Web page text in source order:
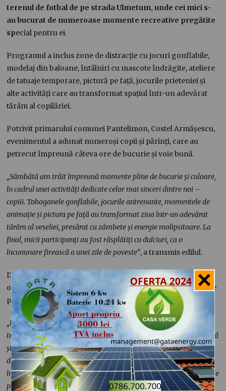
terenul de fotbal de pe strada Ulmetum, unde cei mici s-
au bucurat de numeroase momente recreative pregătite
special pentru ei.
Programul a inclus zone de distracție cu jocuri gonflabile,
modelaj din baloane, întâlniri cu mascote îndrăgite, ateliere
de tatuaje temporare, pictură pe față, jocurile prieteniei și
alte activități care au transformat spațiul într-un adevărat
tărâm al copilăriei.
Potrivit primarului comunei Pantelimon, Costel Armășescu,
evenimentul a adunat numeroși copii și părinți, care au
petrecut împreună câteva ore de bucurie și voie bună.
„Sâmbătă am trăit împreună momente pline de bucurie și culoare,
în cadrul unei activități dedicate celor mai sinceri dintre noi –
copiii. Toboganele gonflabile, jocurile antrenante, momentele de
animație și pictura pe față au transformat ziua într-un adevărat
tărâm al veseliei, presărat cu zâmbete și energie molipsitoare. La
final, micii participanți au fost răsplătiți cu dulciuri, ca o
încununare firească a unei zile de poveste”, a transmis edilul.
Deși vremea a fost schimbătoare pe parcursul zilei,
organizatorii au reușit să ducă la bun sfârșit toate activitățile
propuse.
„Deși vremea ne-a pus la încercare răbdarea, cu mici capricii
trecătoare, spiritul de sărbătoare nu a fost umbrit. Cu perseverență
și voie bună, totul s-a desfășurat armonios, iar acest eveniment
devenit deja tradiție, organizat cu prilejul Zilei Copilului, s-a
încheiat fără incidente, lăsând în urmă amintiri frumoase și inimile
pline de încântare”, a mai precizat primarul.